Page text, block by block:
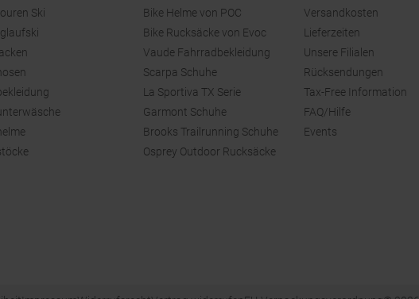
Ski
Bike Helme von POC
Bike Rucksäcke von Evoc
Vaude Fahrradbekleidung
Scarpa Schuhe
La Sportiva TX Serie
Garmont Schuhe
Brooks Trailrunning Schuhe
Osprey Outdoor Rucksäcke
Versandkosten
Lieferzeiten
Unsere Filialen
Rücksendungen
Tax-Free Information
FAQ/Hilfe
Events